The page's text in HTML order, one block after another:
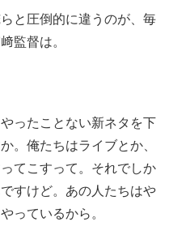
と圧倒的に違うのが、毎
監督は。
ったことない新ネタを下
。俺たちはライブとか、
てこすって。それでしか
すけど。あの人たちはや
っているから。